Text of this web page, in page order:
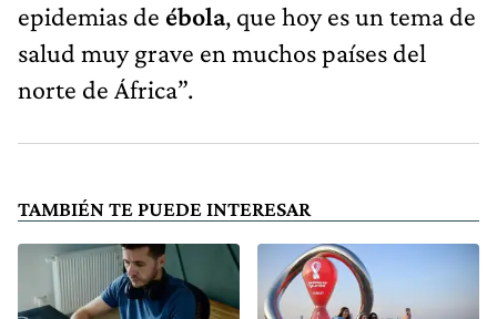
epidemias de ébola, que hoy es un tema de
salud muy grave en muchos países del
norte de África”.
TAMBIÉN TE PUEDE INTERESAR